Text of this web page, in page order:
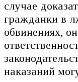
случае
гражданки в
обвинениях,
наказаний